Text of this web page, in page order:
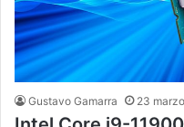
Gustavo Gamarra 23